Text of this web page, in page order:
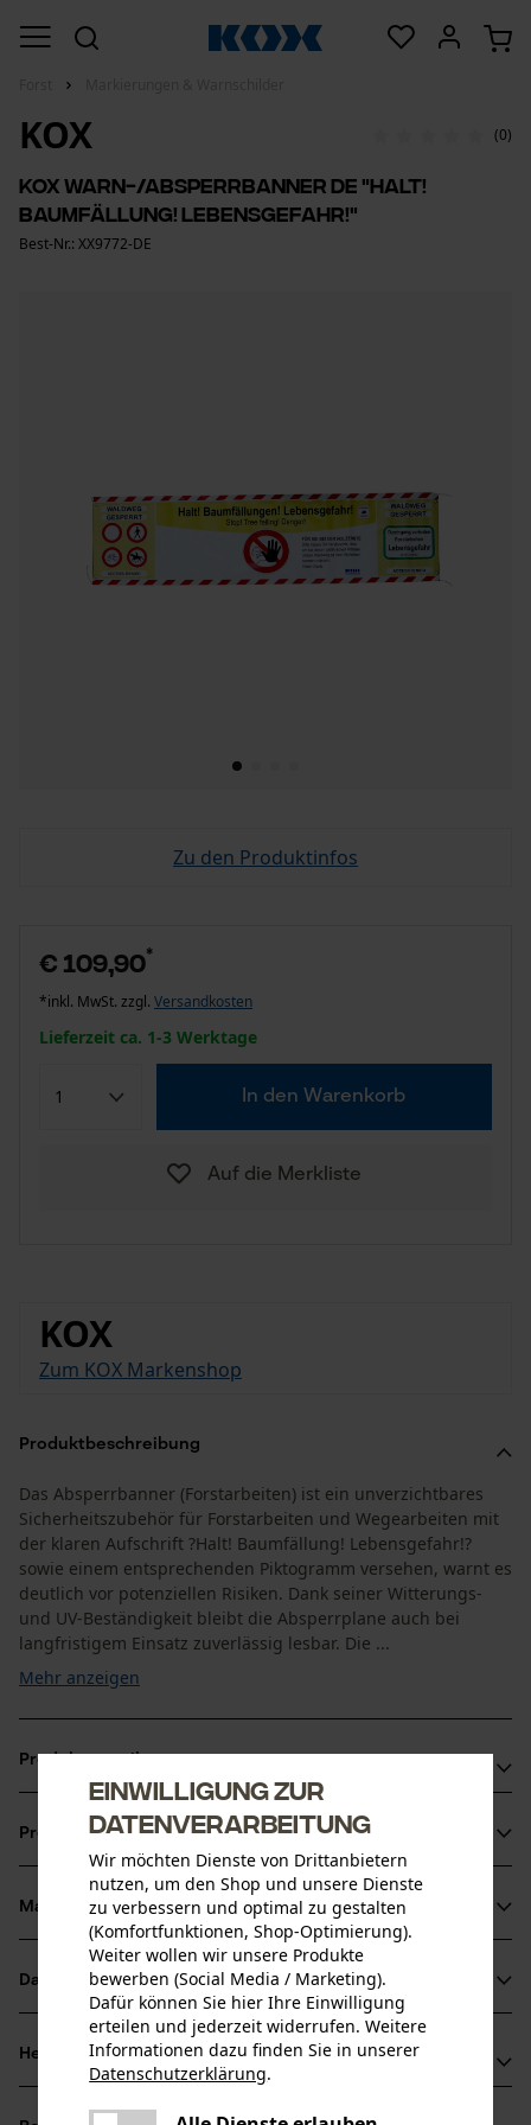
KOX (0)
KOX Warn-/Absperrbanner DE "Halt!
Baumfällung! Lebensgefahr!"
Best-Nr.: XX9772-DE
Zu den Produktinfos
€ 109,90*
*inkl. MwSt. zzgl. Versandkosten
Lieferzeit ca. 1-3 Werktage
In den Warenkorb
Auf die Merkliste
KOX
Zum KOX Markenshop
Produktbeschreibung
Das Absperrbanner (Forstarbeiten) ist ein unverzichtbares
Sicherheitszubehör für Forstarbeiten und Wegearbeiten mit
der klaren Aufschrift ?Halt! Baumfällung! Lebensgefahr!?
sowie einem entsprechenden Piktogramm versehen, warnt es
deutlich vor potenziellen Risiken. Dank seiner Witterungs-
und UV-Beständigkeit bleibt die Absperrplane auch bei
langfristigem Einsatz zuverlässig lesbar. Die ...
Mehr anzeigen
Produktvorteile
Absperrbanner für Forstarbeiten mit schriftlichen und
Witterungs- und UV-Beständigkeit: Zuverlässige
Lesbarkeit bei langfristigem Einsatz
Verstärkte Seiten und besäumt für mehr Stabilität
Produktinformationen
Produktdetails
Altersgruppe
Erwachsener
Anzahl Teile
Material & Pflege
Material
Hauptmaterial
Kunststoff
Datenblätter
Produktsicherheitsdatenblatt (PDF)
Herstellerinformationen
Einwilligung zur
Datenverarbeitung
Wir möchten Dienste von Drittanbietern
nutzen, um den Shop und unsere Dienste
zu verbessern und optimal zu gestalten
(Komfortfunktionen, Shop-Optimierung).
Weiter wollen wir unsere Produkte
bewerben (Social Media / Marketing).
Dafür können Sie hier Ihre Einwilligung
erteilen und jederzeit widerrufen. Weitere
Informationen dazu finden Sie in unserer
Datenschutzerklärung.
Es ist ein Fehler aufgetreten. Bitte